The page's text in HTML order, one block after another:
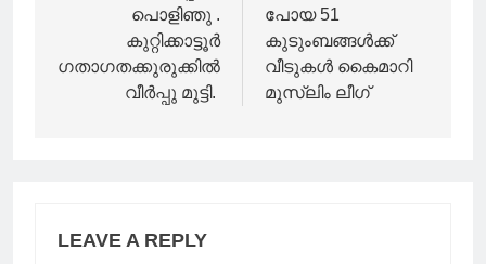
പൊളിഞു .
കുറ്റിക്കാട്ടൂർ
ഗതാഗതക്കുരുക്കിൽ
വീർപ്പു മുട്ടി.
പോയ 51
കുടുംബങ്ങൾക്ക്
വീടുകൾ കൈമാറി
മുസ്‌ലിം ലീഗ്
LEAVE A REPLY